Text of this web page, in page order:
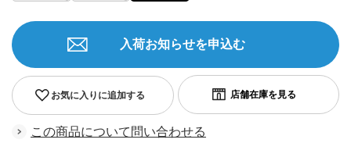
お気に入りに追加する
入荷お知らせを申込む
この商品について問い合わせる